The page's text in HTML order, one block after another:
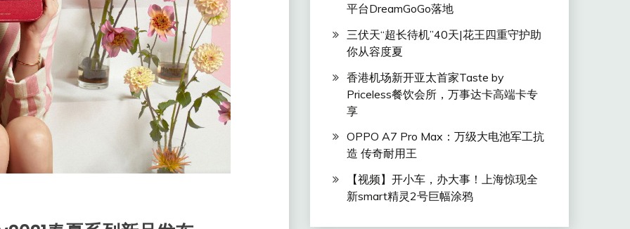
平台DreamGoGo落地
三伏天“超长待机”40天|花王四重守护助
你从容度夏
香港机场新开亚太首家Taste by
Priceless餐饮会所，万事达卡高端卡专
享
OPPO A7 Pro Max：万级大电池军工抗
造 传奇耐用王
【视频】开小车，办大事！上海惊现全
新smart精灵2号巨幅涂鸦